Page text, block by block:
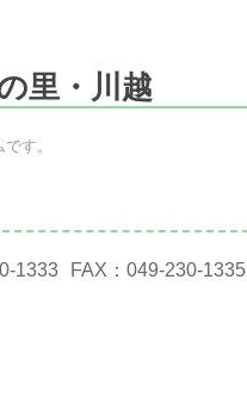
里・川越
す。
1333 FAX：049-230-1335